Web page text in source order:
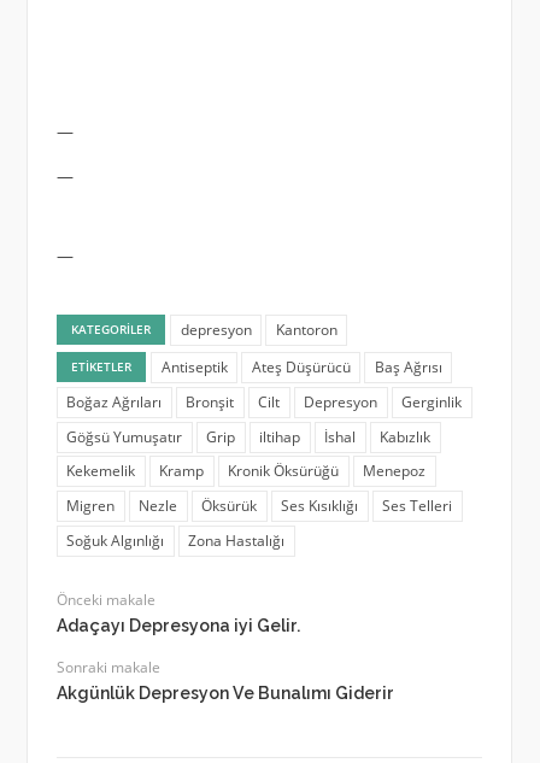
—
—
—
KATEGORILER depresyon Kantoron
ETIKETLER Antiseptik Ateş Düşürücü
Baş Ağrısı
Boğaz Ağrıları
Bronşit Cilt Depresyon
Gerginlik
Göğsü Yumuşatır
Grip iltihap İshal
Kabızlık
Kekemelik
Kramp Kronik Öksürüğü
Menepoz
Migren
Nezle Öksürük Ses Kısıklığı
Ses Telleri
Soğuk Algınlığı
Zona Hastalığı
Önceki makale
Adaçayı Depresyona iyi Gelir.
Sonraki makale
Akgünlük Depresyon Ve Bunalımı Giderir